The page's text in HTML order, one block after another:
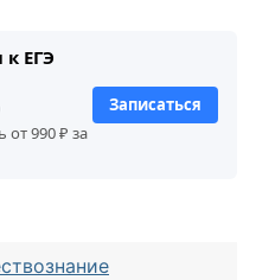
к ЕГЭ
от 990 ₽ за
Записаться